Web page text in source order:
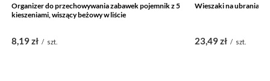
Organizer do przechowywania zabawek pojemnik z 5
kieszeniami, wiszący beżowy w liście
8,19 zł / szt.
Wieszaki na ubrania
23,49 zł / szt.